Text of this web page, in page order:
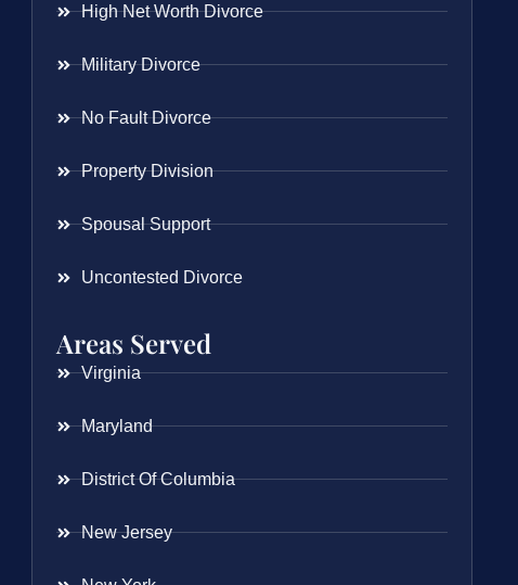
High Net Worth Divorce
Military Divorce
No Fault Divorce
Property Division
Spousal Support
Uncontested Divorce
Areas Served
Virginia
Maryland
District Of Columbia
New Jersey